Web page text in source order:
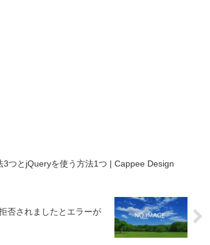
つとjQueryを使う方法1つ | Cappee Design
否されましたとエラーが